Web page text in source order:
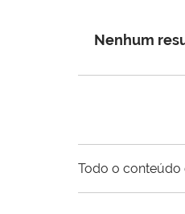
Nenhum
Todo o conteúdo